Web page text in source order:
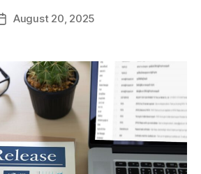
August 20, 2025